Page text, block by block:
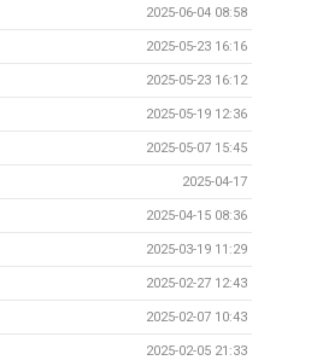
2025-06-04 08:58
2025-05-23 16:16
2025-05-23 16:12
2025-05-19 12:36
2025-05-07 15:45
2025-04-17
2025-04-15 08:36
2025-03-19 11:29
2025-02-27 12:43
2025-02-07 10:43
2025-02-05 21:33